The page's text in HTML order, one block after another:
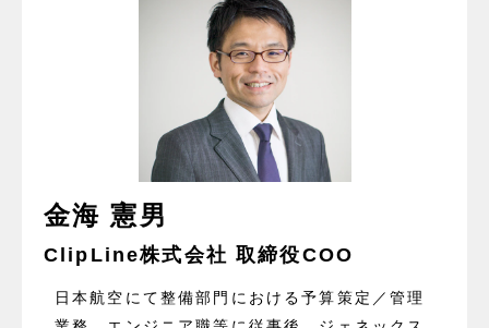
金海 憲男
ClipLine株式会社 取締役COO
日本航空にて整備部門における予算策定／管理